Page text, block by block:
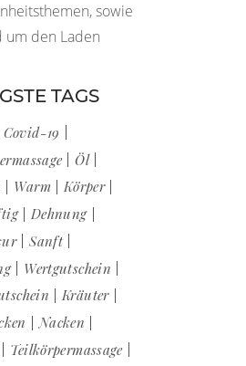
sowie
um den Laden
TAGS
Covid-19
Öl
Warm
Körper
Dehnung
Sanft
Wertgutschein
Kräuter
Nacken
Teilkörpermassage